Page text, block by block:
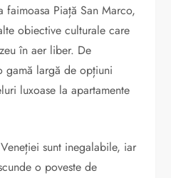
faimoasa Piață San Marco,
obiective culturale care
în aer liber. De
gamă largă de opțiuni
luxoase la apartamente
sunt inegalabile, iar
o poveste de